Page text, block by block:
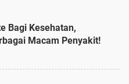
Bagi Kesehatan,
Macam Penyakit!